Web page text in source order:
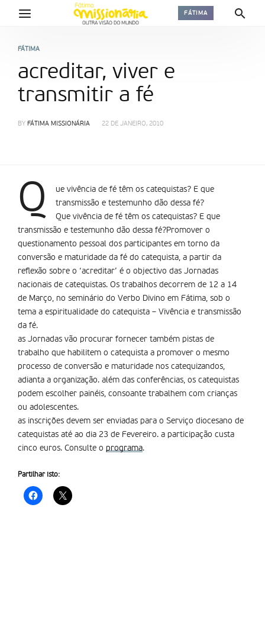
FÁTIMA
FÁTIMA
acreditar, viver e
transmitir a fé
BY FÁTIMA MISSIONÁRIA 22 DE JANEIRO, 2010
Q
ue vivência de fé têm os catequistas? E que
transmissão e testemunho dão dessa fé?
Que vivência de fé têm os catequistas? E que
transmissão e testemunho dão dessa fé?Promover o
questionamento pessoal dos participantes em torno da
conversão e maturidade da fé do catequista, a partir da
reflexão sobre o ‘acreditar’ é o objectivo das Jornadas
nacionais de catequistas. Os trabalhos decorrem de 12 a 14
de Março, no seminário do Verbo Divino em Fátima, sob o
tema a espiritualidade do catequista – Vivência e transmissão
da fé.
as Jornadas vão procurar fornecer também pistas de
trabalho que habilitem o catequista a promover o mesmo
processo de conversão e maturidade nos catequizandos,
adianta a organização. além das conferências, os catequistas
podem escolher painéis, consoante trabalhem com crianças
ou adolescentes.
as inscrições devem ser enviadas para o Serviço diocesano de
catequistas até ao dia 23 de Fevereiro. a participação custa
cinco euros. Consulte o programa.
Partilhar isto: